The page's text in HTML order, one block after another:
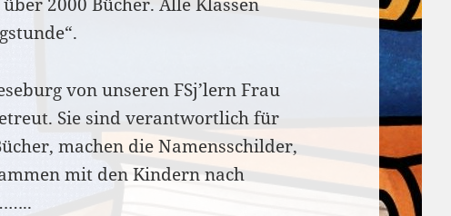
von unseren FSj’lern Frau
Sie sind verantwortlich für
machen die Namensschilder,
mit den Kindern nach